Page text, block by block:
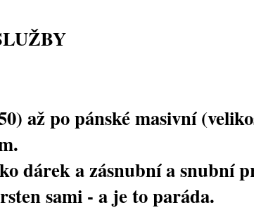
až po pánské masivní
dárek a zásnubní a snubní
sami - a je to paráda.